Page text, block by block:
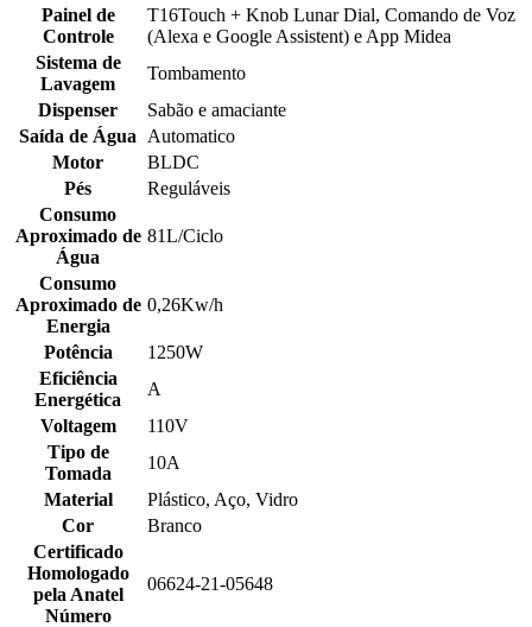
Painel de
Controle
T16Touch + Knob Lunar Dial, Comando de Voz
(Alexa e Google Assistent) e App Midea
Sistema de
Lavagem
Tombamento
Dispenser
Sabão e amaciante
Saída de Água
Automatico
Motor
BLDC
Pés
Reguláveis
Consumo
Aproximado de
Água
81L/Ciclo
Consumo
Aproximado de
Energia
0,26Kw/h
Potência
1250W
Eficiência
Energética
A
Voltagem
110V
Tipo de
Tomada
10A
Material
Plástico, Aço, Vidro
Cor
Branco
Certificado
Homologado
pela Anatel
Número
06624-21-05648